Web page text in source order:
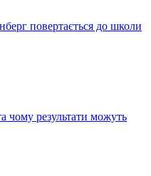
повертається до школи
чому результати можуть